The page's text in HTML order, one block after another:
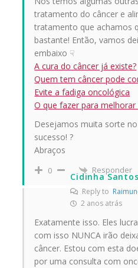
tratamento do câncer e
tratamento que achamos
bastante! Então, vamos
embaixo ☟
A cura do câncer já existe?
Quem tem câncer pode
Evite a fadiga oncológica
O que fazer para
Desejamos muita sorte
sucesso! ?
Abraços
0 Responder
Cidinha Santos
Reply to
2 anos atrás
Exatamente isso. Eles
com isso NUNCA irão
câncer. Estou com esta
por uma consulta com